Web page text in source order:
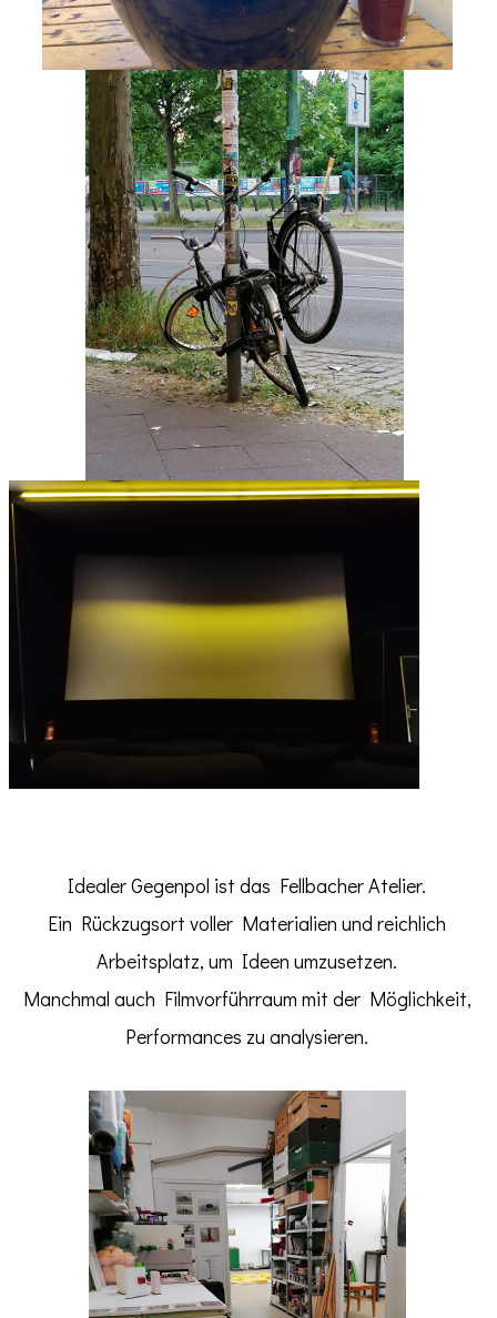
Idealer Gegenpol ist das Fellbacher Atelier.
Ein Rückzugsort voller Materialien und reichlich
Arbeitsplatz, um Ideen umzusetzen.
Manchmal auch Filmvorführraum mit der Möglichkeit,
Performances zu analysieren.